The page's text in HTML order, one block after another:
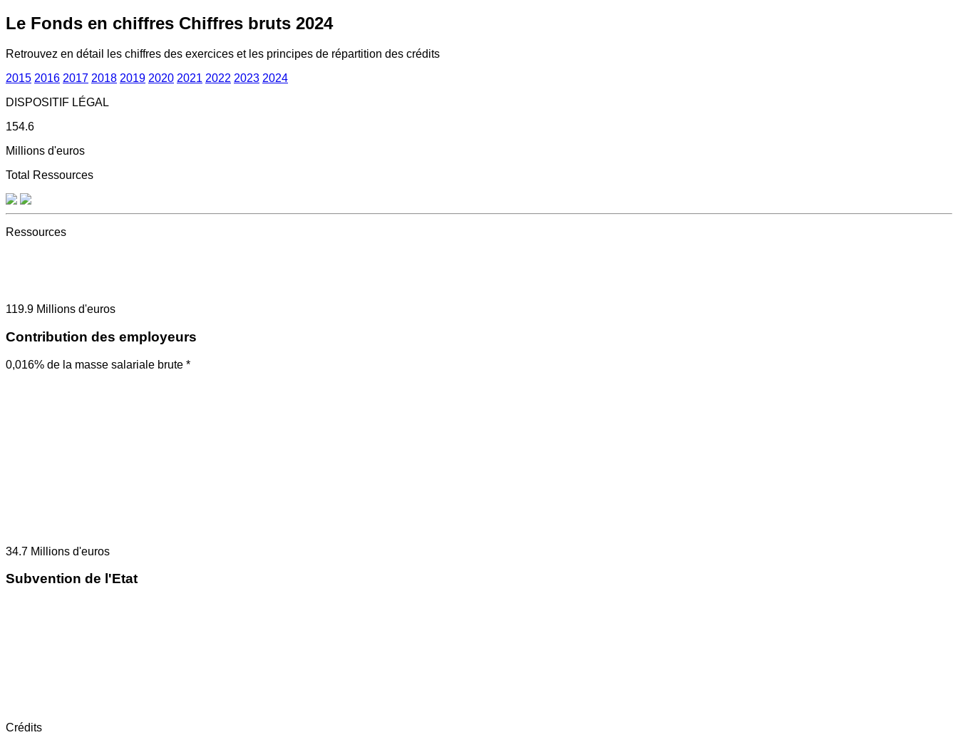
Le Fonds en chiffres Chiffres bruts 2024
Retrouvez en détail les chiffres des exercices et les principes de répartition des crédits
2015 2016 2017 2018 2019 2020 2021 2022 2023 2024
DISPOSITIF LÉGAL
154.6
Millions d'euros
Total Ressources
Ressources
119.9 Millions d'euros
Contribution des employeurs
0,016% de la masse salariale brute *
34.7 Millions d'euros
Subvention de l'Etat
Crédits